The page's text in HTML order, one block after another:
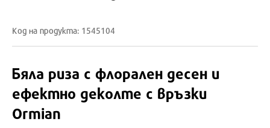
Код на продукта: 1545104
Бяла риза с флорален десен и
ефектно деколте с връзки
Ormian